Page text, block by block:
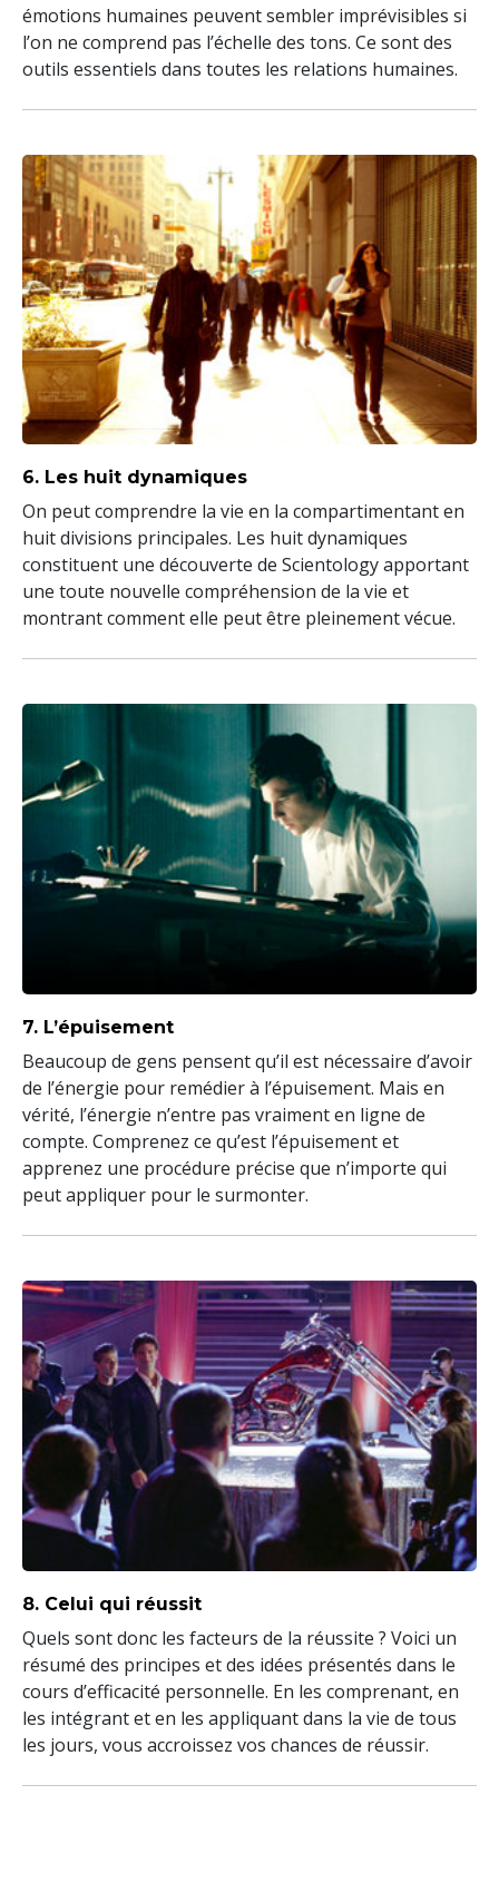
émotions humaines peuvent sembler imprévisibles si
l’on ne comprend pas l’échelle des tons. Ce sont des
outils essentiels dans toutes les relations humaines.
6. Les huit dynamiques
On peut comprendre la vie en la compartimentant en
huit divisions principales. Les huit dynamiques
constituent une découverte de Scientology apportant
une toute nouvelle compréhension de la vie et
montrant comment elle peut être pleinement vécue.
7. L’épuisement
Beaucoup de gens pensent qu’il est nécessaire d’avoir
de l’énergie pour remédier à l’épuisement. Mais en
vérité, l’énergie n’entre pas vraiment en ligne de
compte. Comprenez ce qu’est l’épuisement et
apprenez une procédure précise que n’importe qui
peut appliquer pour le surmonter.
8. Celui qui réussit
Quels sont donc les facteurs de la réussite ? Voici un
résumé des principes et des idées présentés dans le
cours d’efficacité personnelle. En les comprenant, en
les intégrant et en les appliquant dans la vie de tous
les jours, vous accroissez vos chances de réussir.